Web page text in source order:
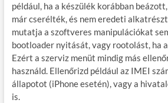
például, ha a készülék korábban
már cserélték, és nem eredeti
mutatja a szoftveres manipulációkat
bootloader nyitását, vagy rootolást, ha
Ezért a szerviz menüt mindig más
használd. Ellenőrizd például az IMEI
állapotot (iPhone esetén), vagy a
is.